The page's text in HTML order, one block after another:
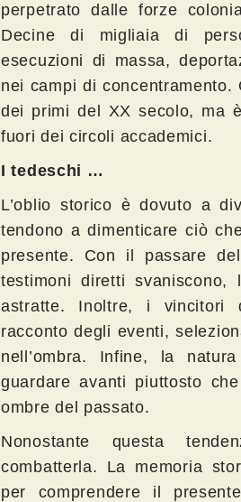
perpetrato dalle forze
Decine di migliaia di
esecuzioni di massa,
nei campi di
dei primi del XX secolo, ma
fuori dei circoli accademici.
I tedeschi …
L’oblio storico è dovuto a
tendono a dimenticare ciò
presente. Con il passare
testimoni diretti
astratte. Inoltre, i vincitori
racconto degli eventi,
nell’ombra. Infine, la
guardare avanti piuttosto
ombre del passato.
Nonostante questa
combatterla. La memoria
per comprendere il